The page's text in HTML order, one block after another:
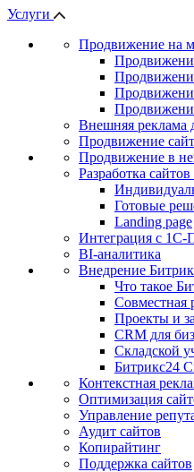
Услуги
Продвижение на
Внешняя реклама
Продвижение
Продвижение в
Разработка сайтов
Готовые
Landing page
Интеграция с 1С-
BI-аналитика
Внедрение
Что такое
Совместная
Проекты и
СRМ для
Складской
Битрикс24
Контекстная
Оптимизация
Управление
Аудит сайтов
Копирайтинг
Поддержка сайтов